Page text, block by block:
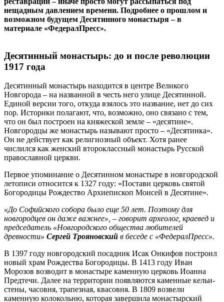
нещадным давлением времени. Подробнее о прошлом и
возможном будущем Десятинного монастыря – в
материале «ФедералПресс».
Десятинный монастырь: до и после революции
1917 года
Десятинный монастырь находится в центре Великого
Новгорода – на названной в честь него улице Десятинной.
Единой версии того, откуда взялось это название, нет до сих
пор. Историки полагают, что, возможно, оно связано с тем,
что он был построен на княжеской земле – «десятине».
Новгородцы же монастырь называют просто – «Десятинка».
Он не действует как религиозный объект. Хотя ранее
числился как женский второклассный монастырь Русской
православной церкви.
Первое упоминание о Десятинном монастыре в новгородской
летописи относится к 1327 году: «Постави церковь святой
Богородицы Рождество Архиепископ Моисей в Десятине».
«До Софийского собора было еще 50 лет. Поэтому для
новгородцев он даже важнее», – говорит археолог, краевед и
председатель «Новгородского общества любителей
древности» Сергей Трояновский в беседе с «ФедералПресс».
В 1397 году новгородский посадник Исак Онкифов построил
новый храм Рождества Богородицы. В 1413 году Иван
Морозов возводит в монастыре каменную церковь Иоанна
Предтечи. Далее на территории появляются каменные кельи-
стены, часовня, трапезная, квасовня. В 1809 возвели
каменную колокольню, которая завершила монастырский